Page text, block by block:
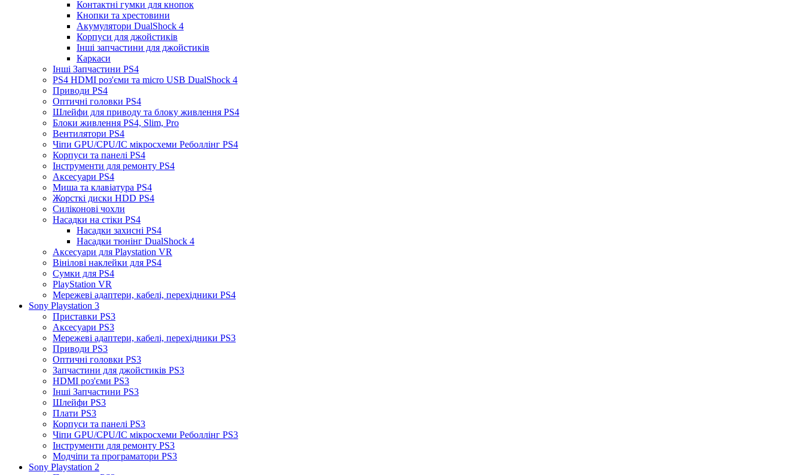
Контактні гумки для кнопок
Кнопки та хрестовини
Акумулятори DualShock 4
Корпуси для джойстиків
Інші запчастини для джойстиків
Каркаси
Інші Запчастини PS4
PS4 HDMI роз'єми та micro USB DualShock 4
Приводи PS4
Оптичні головки PS4
Шлейфи для приводу та блоку живлення PS4
Блоки живлення PS4, Slim, Pro
Вентилятори PS4
Чіпи GPU/CPU/IC мікросхеми Реболлінг PS4
Корпуси та панелі PS4
Інструменти для ремонту PS4
Аксесуари PS4
Миша та клавіатура PS4
Жорсткі диски HDD PS4
Силіконові чохли
Насадки на стіки PS4
Насадки захисні PS4
Насадки тюнінг DualShock 4
Аксесуари для Playstation VR
Вінілові наклейки для PS4
Сумки для PS4
PlayStation VR
Мережеві адаптери, кабелі, перехідники PS4
Sony Playstation 3
Приставки PS3
Аксесуари PS3
Мережеві адаптери, кабелі, перехідники PS3
Приводи PS3
Оптичні головки PS3
Запчастини для джойстиків PS3
HDMI роз'єми PS3
Інші Запчастини PS3
Шлейфи PS3
Плати PS3
Корпуси та панелі PS3
Чіпи GPU/CPU/IC мікросхеми Реболлінг PS3
Інструменти для ремонту PS3
Модчіпи та програматори PS3
Sony Playstation 2